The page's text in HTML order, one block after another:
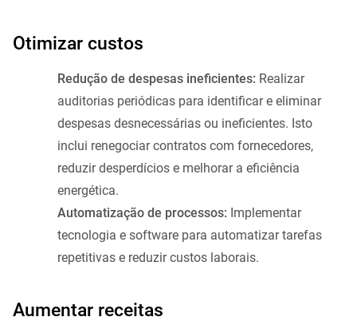
Otimizar custos
Redução de despesas ineficientes: Realizar
auditorias periódicas para identificar e eliminar
despesas desnecessárias ou ineficientes. Isto
inclui renegociar contratos com fornecedores,
reduzir desperdícios e melhorar a eficiência
energética.
Automatização de processos: Implementar
tecnologia e software para automatizar tarefas
repetitivas e reduzir custos laborais.
Aumentar receitas